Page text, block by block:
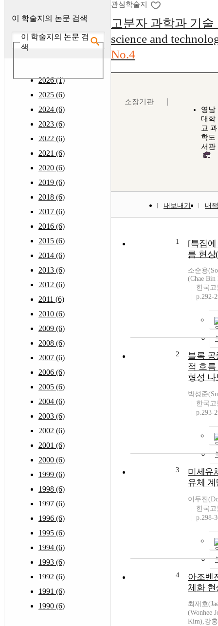
이 학술지의 논문 검색
이 학술지의 논문 검
색
2026 (1)
2025 (6)
2024 (6)
2023 (6)
2022 (6)
2021 (6)
2020 (6)
2019 (6)
2018 (6)
2017 (6)
2016 (6)
2015 (6)
2014 (6)
2013 (6)
2012 (6)
2011 (6)
2010 (6)
2009 (6)
2008 (6)
2007 (6)
2006 (6)
2005 (6)
2004 (6)
2003 (6)
2002 (6)
2001 (6)
2000 (6)
1999 (6)
1998 (6)
1997 (6)
1996 (6)
1995 (6)
1994 (6)
1993 (6)
1992 (6)
1991 (6)
1990 (6)
관심학술지
고분자 과학과 기술
science and
No.4
소장기관
영남
대학
교 과
학도
서관
내보내기 내
1
[특집
름 현상
소순용
(Chae
한국
p.292-
2
블록
적 흐름
형성
박성준
한국
p.293-
3
미세유
유체
이두진
한국
p.298-
4
아조벤
체화 현
최재호
(Wonhee
Kim),강